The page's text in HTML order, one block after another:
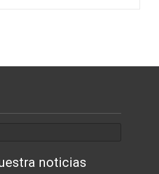
noticias